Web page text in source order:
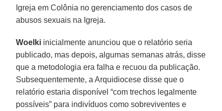
Igreja em Colônia no gerenciamento dos casos de
abusos sexuais na Igreja.
Woelki inicialmente anunciou que o relatório seria
publicado, mas depois, algumas semanas atrás, disse
que a metodologia era falha e recuou da publicação.
Subsequentemente, a Arquidiocese disse que o
relatório estaria disponível “com trechos legalmente
possíveis” para indivíduos como sobreviventes e